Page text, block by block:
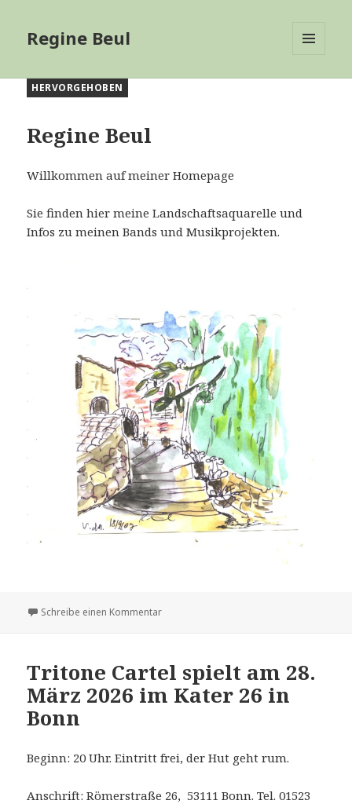
Regine Beul
Regine Beul
Willkommen auf meiner Homepage
Sie finden hier meine Landschaftsaquarelle und
Infos zu meinen Bands und Musikprojekten.
HERVORGEHOBEN
Schreibe einen Kommentarzu Regine Beul
Tritone Cartel spielt am 28.
März 2026 im Kater 26 in
Bonn
Beginn: 20 Uhr. Eintritt frei, der Hut geht rum.
Anschrift: Römerstraße 26, 53111 Bonn. Tel. 01523